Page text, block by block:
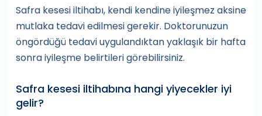
Safra kesesi iltihabı, kendi kendine iyileşmez aksine
mutlaka tedavi edilmesi gerekir. Doktorunuzun
öngördüğü tedavi uygulandıktan yaklaşık bir hafta
sonra iyileşme belirtileri görebilirsiniz.
Safra kesesi iltihabına hangi yiyecekler iyi
gelir?